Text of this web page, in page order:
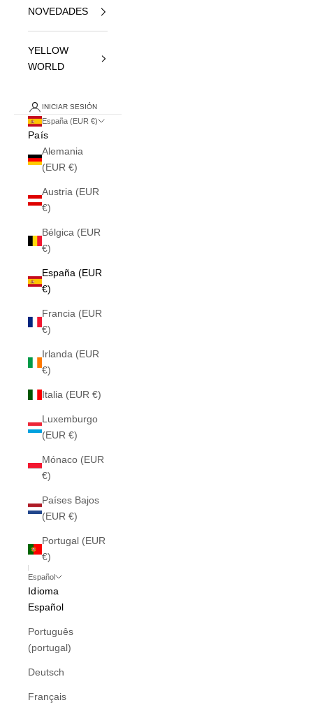
NOVEDADES
YELLOW
WORLD
INICIAR SESIÓN
España (EUR €)
País
Alemania
(EUR €)
Austria (EUR
€)
Bélgica (EUR
€)
España (EUR
€)
Francia (EUR
€)
Irlanda (EUR
€)
Italia (EUR €)
Luxemburgo
(EUR €)
Mónaco (EUR
€)
Países Bajos
(EUR €)
Portugal (EUR
€)
Español
Idioma
Español
Português
(portugal)
Deutsch
Français